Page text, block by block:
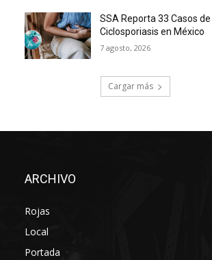
SSA Reporta 33 Casos de
Ciclosporiasis en México
7 agosto, 2026
Cargar más
ARCHIVO
Rojas
Local
Portada